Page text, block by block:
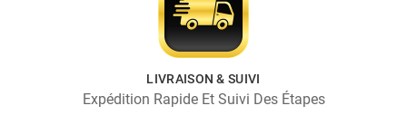
LIVRAISON & SUIVI
Expédition Rapide Et Suivi Des Étapes